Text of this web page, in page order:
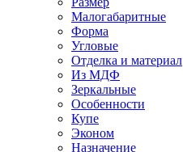
Малогабаритные
Форма
Угловые
Отделка и материал
Из МДФ
Зеркальные
Особенности
Купе
Эконом
Назначение